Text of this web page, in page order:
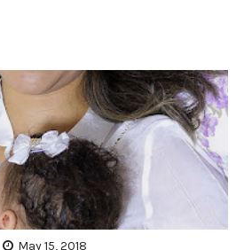
May 15, 2018